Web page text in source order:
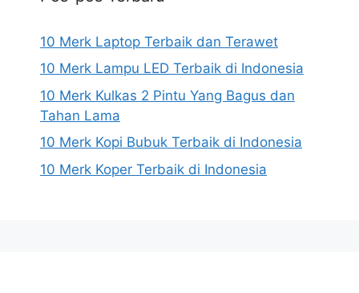
10 Merk Laptop Terbaik dan Terawet
10 Merk Lampu LED Terbaik di Indonesia
10 Merk Kulkas 2 Pintu Yang Bagus dan
Tahan Lama
10 Merk Kopi Bubuk Terbaik di Indonesia
10 Merk Koper Terbaik di Indonesia